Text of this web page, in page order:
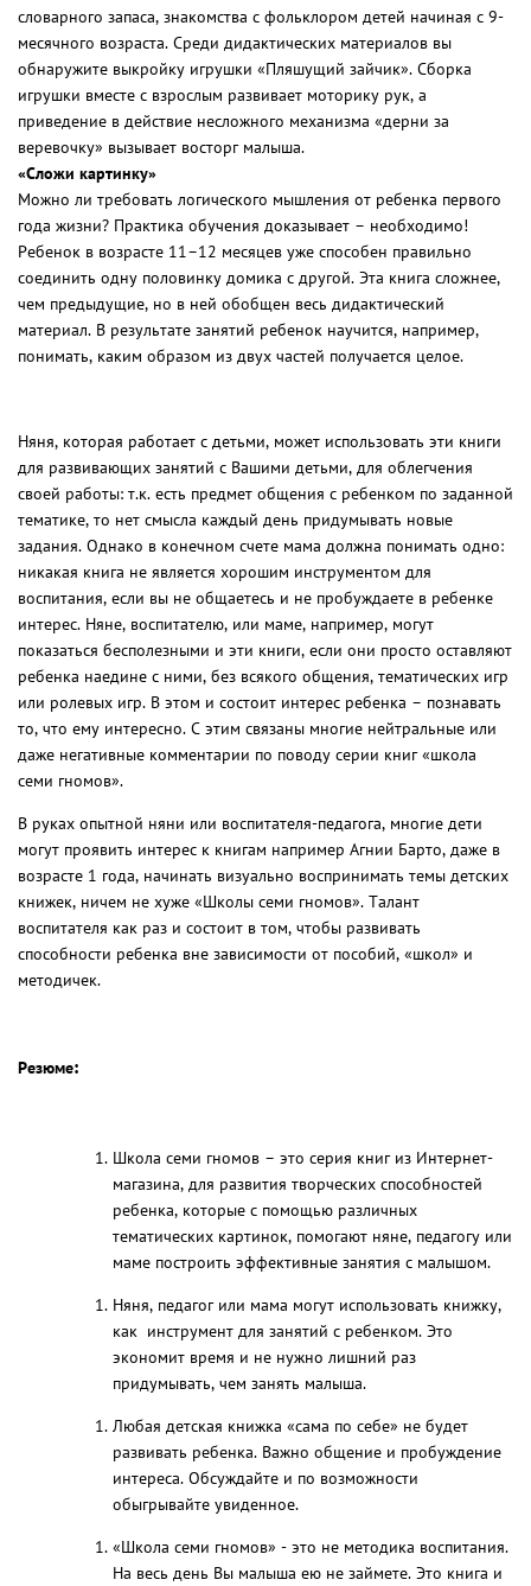
словарного запаса, знакомства с фольклором детей начиная с 9-
месячного возраста. Среди дидактических материалов вы
обнаружите выкройку игрушки «Пляшущий зайчик». Сборка
игрушки вместе с взрослым развивает моторику рук, а
приведение в действие несложного механизма «дерни за
веревочку» вызывает восторг малыша.
«Сложи картинку»
Можно ли требовать логического мышления от ребенка первого
года жизни? Практика обучения доказывает – необходимо!
Ребенок в возрасте 11–12 месяцев уже способен правильно
соединить одну половинку домика с другой. Эта книга сложнее,
чем предыдущие, но в ней обобщен весь дидактический
материал. В результате занятий ребенок научится, например,
понимать, каким образом из двух частей получается целое.
Няня, которая работает с детьми, может использовать эти книги
для развивающих занятий с Вашими детьми, для облегчения
своей работы: т.к. есть предмет общения с ребенком по заданной
тематике, то нет смысла каждый день придумывать новые
задания. Однако в конечном счете мама должна понимать одно:
никакая книга не является хорошим инструментом для
воспитания, если вы не общаетесь и не пробуждаете в ребенке
интерес. Няне, воспитателю, или маме, например, могут
показаться бесполезными и эти книги, если они просто оставляют
ребенка наедине с ними, без всякого общения, тематических игр
или ролевых игр. В этом и состоит интерес ребенка – познавать
то, что ему интересно. С этим связаны многие нейтральные или
даже негативные комментарии по поводу серии книг «школа
семи гномов».
В руках опытной няни или воспитателя-педагога, многие дети
могут проявить интерес к книгам например Агнии Барто, даже в
возрасте 1 года, начинать визуально воспринимать темы детских
книжек, ничем не хуже «Школы семи гномов». Талант
воспитателя как раз и состоит в том, чтобы развивать
способности ребенка вне зависимости от пособий, «школ» и
методичек.
Резюме:
Школа семи гномов – это серия книг из Интернет-
магазина, для развития творческих способностей
ребенка, которые с помощью различных
тематических картинок, помогают няне, педагогу или
маме построить эффективные занятия с малышом.
Няня, педагог или мама могут использовать книжку,
как инструмент для занятий с ребенком. Это
экономит время и не нужно лишний раз
придумывать, чем занять малыша.
Любая детская книжка «сама по себе» не будет
развивать ребенка. Важно общение и пробуждение
интереса. Обсуждайте и по возможности
обыгрывайте увиденное.
«Школа семи гномов» - это не методика воспитания.
На весь день Вы малыша ею не займете. Это книга и